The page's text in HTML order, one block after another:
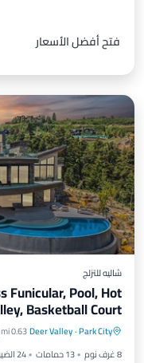
فتح أفضل الأسعار
شاليه للتزلج
Funicular, Pool, Hot
Basketball Court
Park City
·
Deer Valley0.63 mi إلى وسط المدينة
8 غرف نوم
13 حمامات 24 الضيوف
مسبح خاص
موقف سيارات